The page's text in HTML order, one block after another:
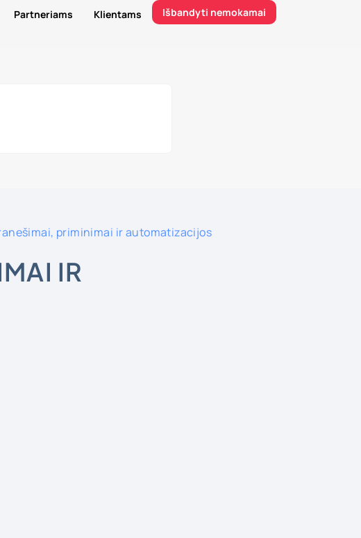
Partneriams Klientams Išbandyti nemokamai
priminimai ir automatizacijos
IR